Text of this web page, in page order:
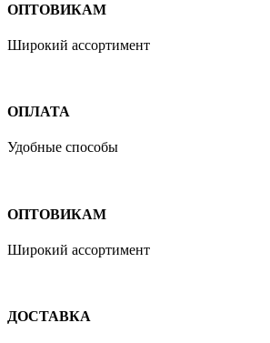
ОПТОВИКАМ
Широкий ассортимент
ОПЛАТА
Удобные способы
ОПТОВИКАМ
Широкий ассортимент
ДОСТАВКА